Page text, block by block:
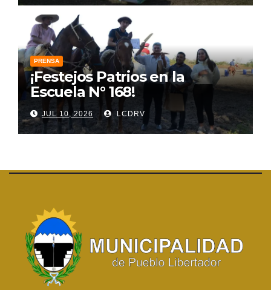
PRENSA
¡Festejos Patrios en la
Escuela N° 168!
JUL 10, 2026 LCDRV